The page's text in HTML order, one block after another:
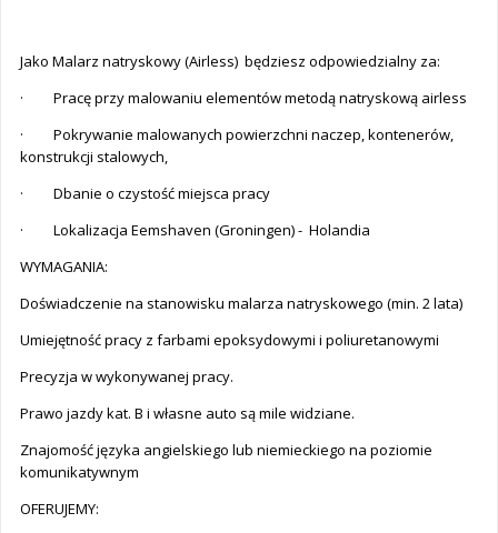
Jako Malarz natryskowy (Airless) będziesz odpowiedzialny za:
· Pracę przy malowaniu elementów metodą natryskową airless
· Pokrywanie malowanych powierzchni naczep, kontenerów,
konstrukcji stalowych,
· Dbanie o czystość miejsca pracy
· Lokalizacja Eemshaven (Groningen) - Holandia
WYMAGANIA:
Doświadczenie na stanowisku malarza natryskowego (min. 2 lata)
Umiejętność pracy z farbami epoksydowymi i poliuretanowymi
Precyzja w wykonywanej pracy.
Prawo jazdy kat. B i własne auto są mile widziane.
Znajomość języka angielskiego lub niemieckiego na poziomie
komunikatywnym
OFERUJEMY: